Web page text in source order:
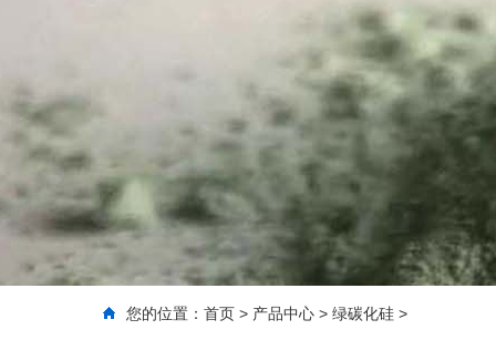
您的位置： 首页 > 产品中心 > 绿碳化硅 >